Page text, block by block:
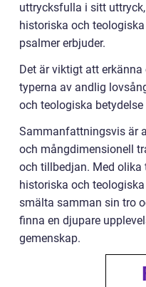
uttrycksfulla i sitt
historiska och
psalmer erbjuder.
Det är viktigt att
typerna av andlig
och teologiska
Sammanfattningsvis är
och mångdimensionell
och tillbedjan. Med olika
historiska och
smälta samman sin tro
finna en djupare
gemenskap.